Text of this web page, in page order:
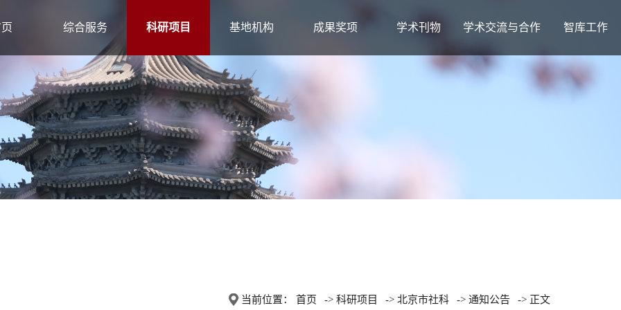
综合服务 科研项目 基地机构 成果奖项 学术刊物 学术交流与合作 智库工作
当前位置： 首页 -> 科研项目 -> 北京市社科 -> 通知公告 -> 正文